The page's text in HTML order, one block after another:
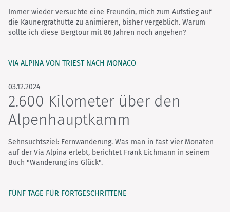
Immer wieder versuchte eine Freundin, mich zum Aufstieg auf
die Kaunergrathütte zu animieren, bisher vergeblich. Warum
sollte ich diese Bergtour mit 86 Jahren noch angehen?
VIA ALPINA VON TRIEST NACH MONACO
03.12.2024
2.600 Kilometer über den
Alpenhauptkamm
Sehnsuchtsziel: Fernwanderung. Was man in fast vier Monaten
auf der Via Alpina erlebt, berichtet Frank Eichmann in seinem
Buch "Wanderung ins Glück".
FÜNF TAGE FÜR FORTGESCHRITTENE